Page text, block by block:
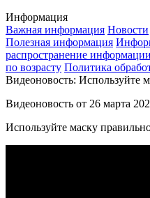
Информация
Важная информация Новости
Полезная информация
распространение информации
по возрасту Политика
Видеоновость: Используйте
Видеоновость от 26 марта
Используйте маску